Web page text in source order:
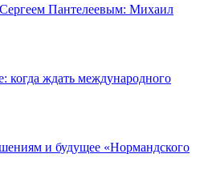
Пантелеевым: Михаил
когда ждать международного
и будущее «Нормандского